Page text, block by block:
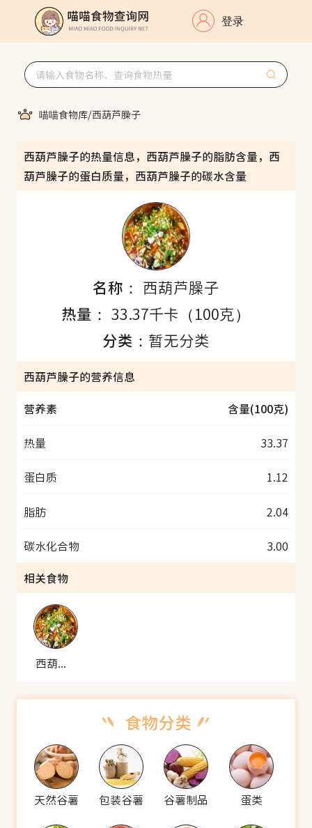
登录
喵喵食物库/西葫芦臊子
西葫芦臊子的热量信息，西葫芦臊子的脂肪含量，西
葫芦臊子的蛋白质量，西葫芦臊子的碳水含量
名称： 西葫芦臊子
热量：33.37千卡（100克）
分类： 暂无分类
西葫芦臊子的营养信息
营养素
含量(100克)
热量 33.37
蛋白质 1.12
脂肪 2.04
碳水化合物
3.00
相关食物
西葫芦臊子
天然谷薯 包装谷薯 谷薯制品 蛋类